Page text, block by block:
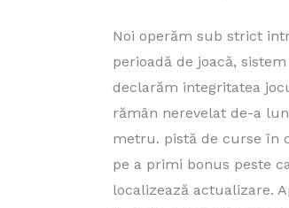
Noi operăm sub strict
perioadă de joacă,
declarăm integritatea
rămân nerevelat de-a
metru. pistă de curse în
pe a primi bonus peste
localizează actualizare.